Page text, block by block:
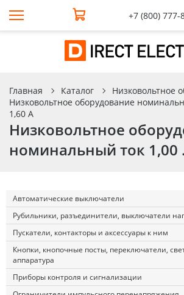
+7 (800) 777-
Главная Каталог
Низковольтное
Низковольтное оборудование
1,60 А
Низковольтное
номинальный ток 1,00
Автоматические выключатели
Рубильники, разъединители, выключатели
Пускатели, контакторы и аксессуары к ним
Кнопки, кнопочные посты, переключатели,
аппаратура
Приборы контроля и сигнализации